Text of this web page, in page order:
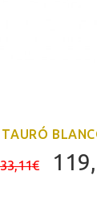
€
El